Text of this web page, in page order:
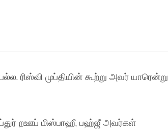
ரிஸ்வி முப்தியின் கூற்று அவர் யாரென்று
றஊப் மிஸ்பாஹீ, பஹ்ஜீ அவர்கள்